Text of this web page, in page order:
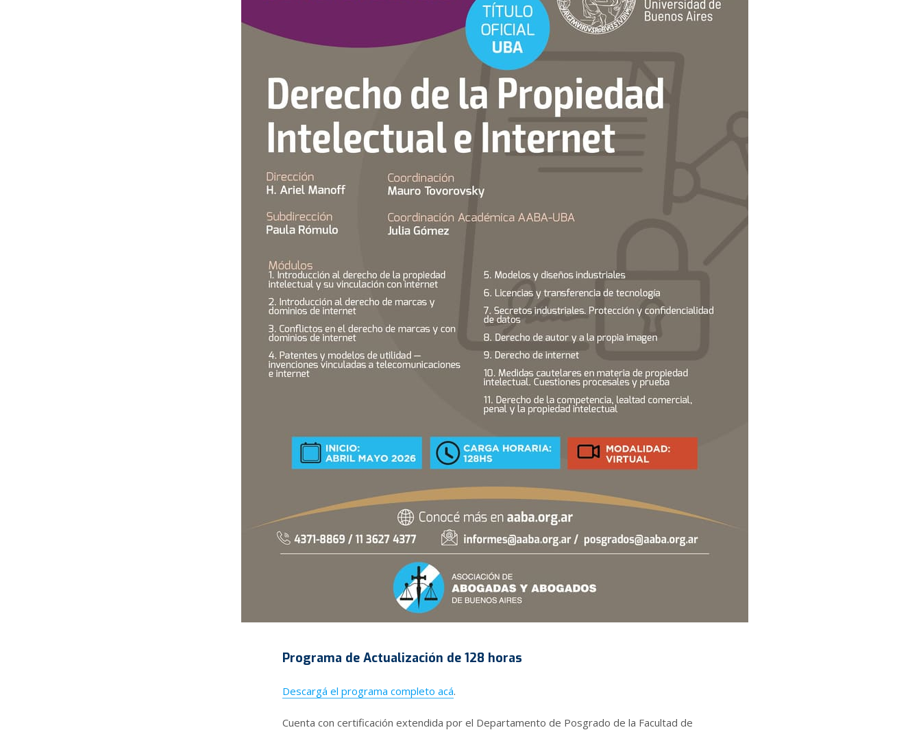
Programa de Actualización de 128 horas
Descargá el programa completo acá.
Cuenta con certificación extendida por el Departamento de Posgrado de la Facultad de